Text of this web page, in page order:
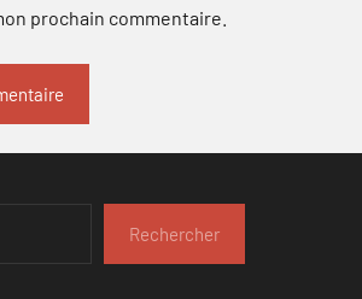
prochain commentaire.
Rechercher